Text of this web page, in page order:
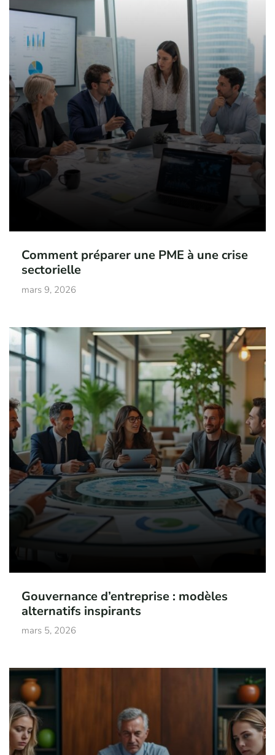
Comment préparer une PME à une crise
sectorielle
mars 9, 2026
Gouvernance d’entreprise : modèles
alternatifs inspirants
mars 5, 2026